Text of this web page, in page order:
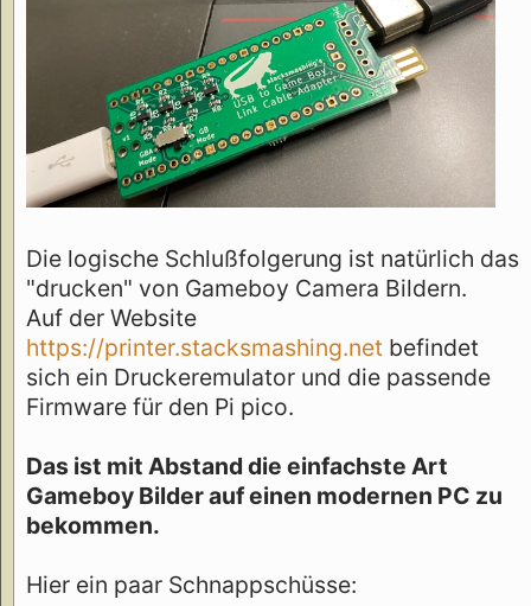
Die logische Schlußfolgerung ist natürlich das
"drucken" von Gameboy Camera Bildern.
Auf der Website
https://printer.stacksmashing.net befindet
sich ein Druckeremulator und die passende
Firmware für den Pi pico.
Das ist mit Abstand die einfachste Art
Gameboy Bilder auf einen modernen PC zu
bekommen.
Hier ein paar Schnappschüsse: